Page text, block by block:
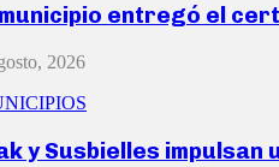
entregó el
2026
y Susbielles